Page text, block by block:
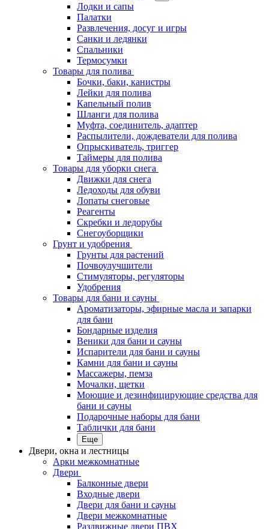
Лодки и сапы
Палатки
Развлечения, досуг и игры
Санки и ледянки
Спальники
Термосумки
Товары для полива
Бочки, баки, канистры
Лейки для полива
Капельный полив
Шланги для полива
Муфта, соединитель, адаптер
Распылители, дождеватели для полива
Опрыскиватель, триггер
Таймеры для полива
Товары для уборки снега
Движки для снега
Ледоходы для обуви
Лопаты снеговые
Реагенты
Скребки и ледорубы
Снегоуборщики
Грунт и удобрения
Грунты для растений
Почвоулучшители
Стимуляторы, регуляторы
Удобрения
Товары для бани и сауны
Ароматизаторы, эфирные масла и запарки
для бани
Бондарные изделия
Веники для бани и сауны
Испарители для бани и сауны
Камни для бани и сауны
Массажеры, пемза
Мочалки, щетки
Моющие и дезинфицирующие средства для
бани и сауны
Подарочные наборы для бани
Таблички для бани
Еще
Двери, окна и лестницы
Арки межкомнатные
Двери
Балконные двери
Входные двери
Двери для бани и сауны
Двери межкомнатные
Раздвижные двери ПВХ